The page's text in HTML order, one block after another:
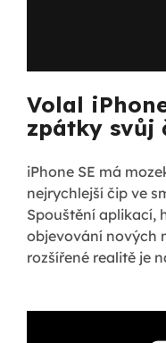
Volal
zpátky svůj
iPhone SE má
nejrychlejší čip ve
Spouštění aplikací,
objevování nových
rozšířené realitě je